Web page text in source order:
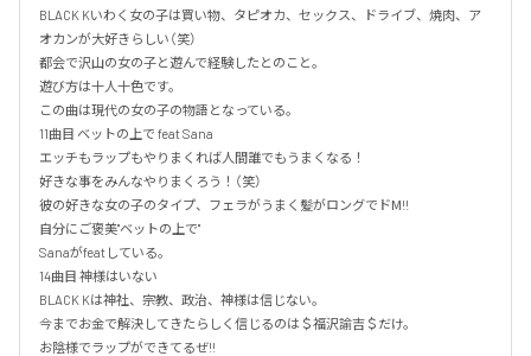
BLACK Kいわく女の子は買い物、タピオカ、セックス、ドライブ、焼肉、ア
オカンが大好きらしい（笑）
都会で沢山の女の子と遊んで経験したとのこと。
遊び方は十人十色です。
この曲は現代の女の子の物語となっている。
11曲目 ベットの上で feat Sana
エッチもラップもやりまくれば人間誰でもうまくなる！
好きな事をみんなやりまくろう！（笑）
彼の好きな女の子のタイプ、フェラがうまく髪がロングでドМ!!
自分にご褒美"ベットの上で"
Sanaがfeatしている。
14曲目 神様はいない
BLACK Kは神社、宗教、政治、神様は信じない。
今までお金で解決してきたらしく信じるのは＄福沢諭吉＄だけ。
お陰様でラップができてるぜ!!